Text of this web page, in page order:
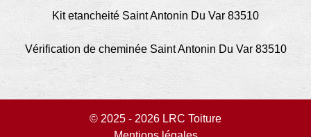
Kit etancheité Saint Antonin Du Var 83510
Vérification de cheminée Saint Antonin Du Var 83510
© 2025 - 2026 LRC Toiture